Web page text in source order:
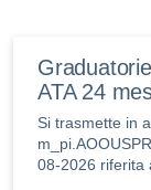
ATA 24
Si trasmette in
08-2026 riferita